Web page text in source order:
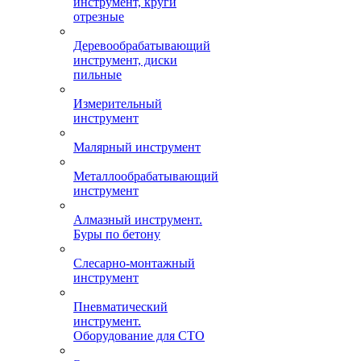
отрезные
Деревообрабатывающий
инструмент, диски
пильные
Измерительный
инструмент
Малярный инструмент
Металлообрабатывающий
инструмент
Алмазный инструмент.
Буры по бетону
Слесарно-монтажный
инструмент
Пневматический
инструмент.
Оборудование для СТО